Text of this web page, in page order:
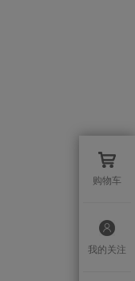
购物车
我的关注